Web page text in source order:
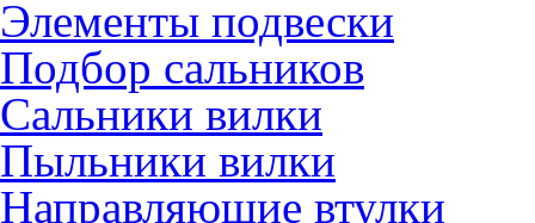
Элементы подвески
Подбор сальников
Сальники вилки
Пыльники вилки
Направляющие втулки